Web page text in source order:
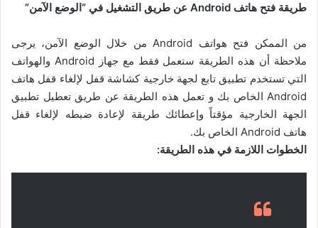
طريقة فتح هاتف Android عن طريق التشغيل في “الوضع الآمن”
من الممكن فتح هواتف Android من خلال الوضع الآمن،
يرجى
ملاحظة أن هذه الطريقة ستعمل فقط مع جهاز Android والهواتف
التي تستخدم تطبيق تابع لجهة خارجية كشاشة قفل لإلغاء قفل هاتف
Android الخاص بك و
تعمل هذه الطريقة عن طريق تعطيل تطبيق
الجهة الخارجية مؤقتاً وإعطائك طريقة لإعادة ضبطه لإلغاء قفل
هاتف Android الخاص بك.
الخطوات اللازمة في هذه الطريقة: